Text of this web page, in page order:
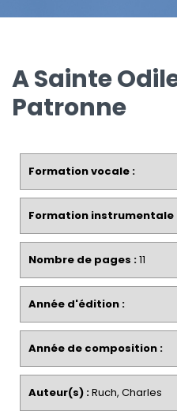
A Sainte
Patronne
Formation vocale :
Formation instrumentale
Nombre de pages :11
Année d'édition :
Année de composition :
Auteur(s) :Ruch, Charles